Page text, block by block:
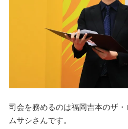
司会を務めるのは福岡吉本のザ・
ムサシさんです。